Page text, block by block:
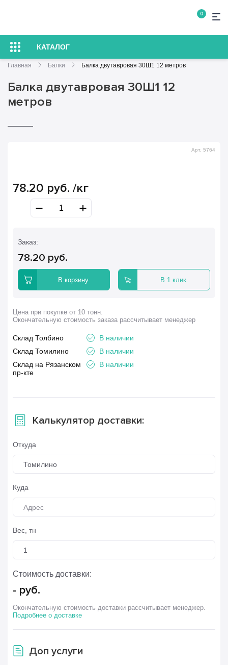
0
КАТАЛОГ
Главная Балки Балка двутавровая 30Ш1 12 метров
Балка двутавровая 30Ш1 12
метров
Арт. 5764
78.20 руб. /кг
Заказ:
78.20 руб.
В корзину В 1 клик
Цена при покупке от 10 тонн.
Окончательную стоимость заказа рассчитывает менеджер
Склад Толбино
В наличии
Склад Томилино
В наличии
Склад на Рязанском
пр-кте
В наличии
Калькулятор доставки:
Откуда
Томилино
Куда
Вес, тн
Стоимость доставки:
- руб.
Окончательную стоимость доставки рассчитывает менеджер.
Подробнее о доставке
Доп услуги